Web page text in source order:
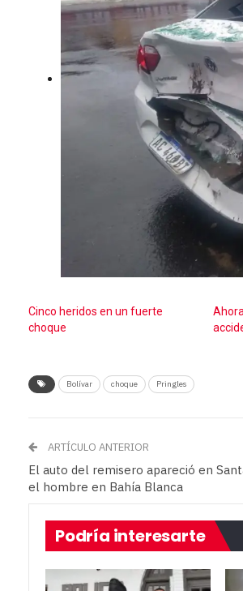
Cinco heridos en un fuerte
choque
Bolívar choque Pringles
ARTÍCULO ANTERIOR
El auto del remisero apareció en
el hombre en Bahía Blanca
Podría interesarte